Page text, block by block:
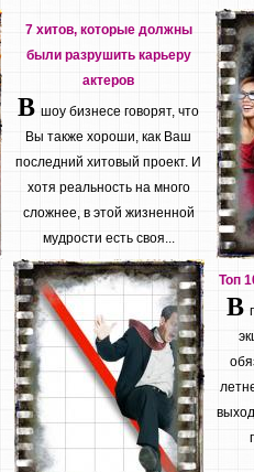
7 хитов, которые должны
были разрушить карьеру
актеров
В шоу бизнесе говорят, что
Вы также хороши, как Ваш
последний хитовый проект. И
хотя реальность на много
сложнее, в этой жизненной
мудрости есть своя...
Топ
В